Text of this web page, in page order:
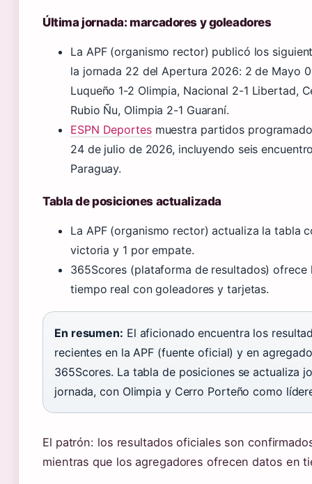
Última jornada: marcadores y goleadores
La APF (organismo rector) publicó los
la jornada 22 del Apertura 2026: 2 de Mayo
Luqueño 1-2 Olimpia, Nacional 2-1 Libertad,
Rubio Ñu, Olimpia 2-1 Guaraní.
ESPN Deportesmuestra partidos
24 de julio de 2026, incluyendo seis
Paraguay.
Tabla de posiciones actualizada
La APF (organismo rector) actualiza la tabla
victoria y 1 por empate.
365Scores (plataforma de resultados) ofrece
tiempo real con goleadores y tarjetas.
En resumen: El aficionado encuentra los
recientes en la APF (fuente oficial) y en
365Scores. La tabla de posiciones se actualiza
jornada, con Olimpia y Cerro Porteño como
El patrón: los resultados oficiales son
mientras que los agregadores ofrecen datos en